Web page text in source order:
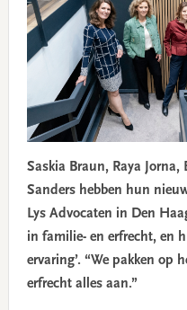
Saskia Braun, Raya
Sanders hebben hun
Lys Advocaten in Den
in familie- en erfrecht, en
ervaring’. “We pakken op
erfrecht alles aan.”